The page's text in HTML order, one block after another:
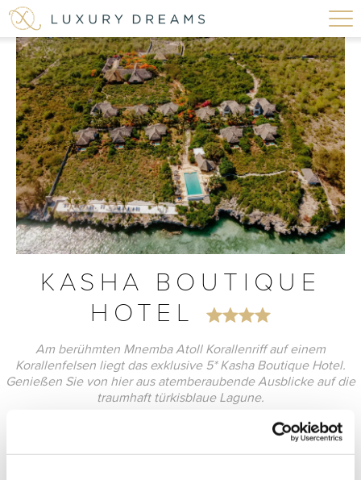
KASHA BOUTIQUE
HOTEL
Am berühmten Mnemba Atoll Korallenriff auf einem
Korallenfelsen liegt das exklusive 5* Kasha Boutique Hotel.
Genießen Sie von hier aus atemberaubende Ausblicke auf die
traumhaft türkisblaue Lagune.